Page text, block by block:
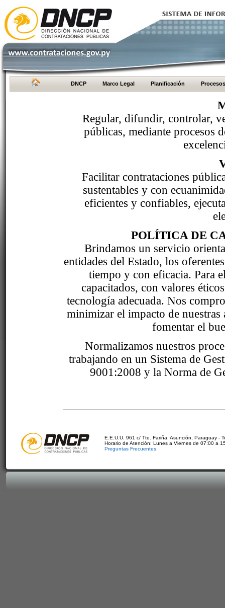
DNCP Marco Legal Planificación Procesos
Regular, difundir, controlar,
públicas, mediante procesos
Facilitar contrataciones
sustentables y con
eficientes y confiables,
POLÍTICA DE
Brindamos un servicio
entidades del Estado, los
tiempo y con eficacia. Para
capacitados, con valores
tecnología adecuada. Nos
minimizar el impacto de
fomentar el
Normalizamos nuestros
trabajando en un Sistema de
9001:2008 y la Norma de
E.E.U.U. 961 c/ Tte. Fariña. Asunción, Paraguay -
Horario de Atención: Lunes a Viernes de 07:00 a
Preguntas Frecuentes